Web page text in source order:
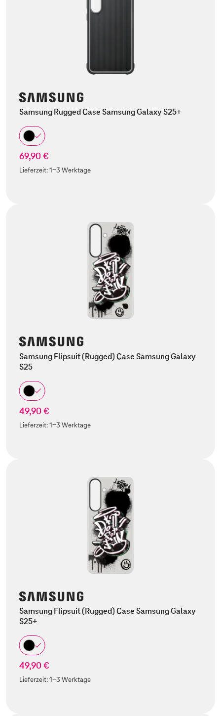
Samsung Rugged Case Samsung Galaxy S25+
69,90 €
Lieferzeit:1-3 Werktage
Samsung Flipsuit (Rugged) Case Samsung Galaxy
S25
49,90 €
Lieferzeit:1-3 Werktage
Samsung Flipsuit (Rugged) Case Samsung Galaxy
S25+
49,90 €
Lieferzeit:1-3 Werktage